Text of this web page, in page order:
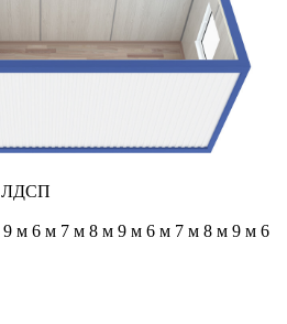
ЛДСП
9 м 6 м 7 м 8 м 9 м 6 м 7 м 8 м 9 м 6